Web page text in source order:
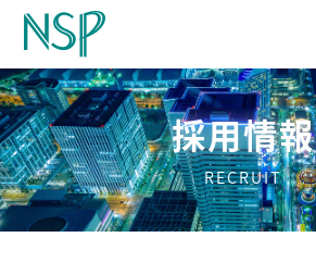
採用情報
RECRUIT